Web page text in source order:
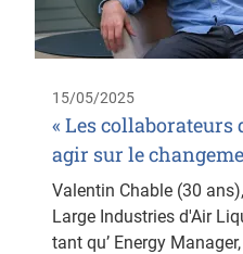
15/05/2025
« Les
agir sur le
Valentin Chable (30
Large Industries d'Air
tant qu’ Energy